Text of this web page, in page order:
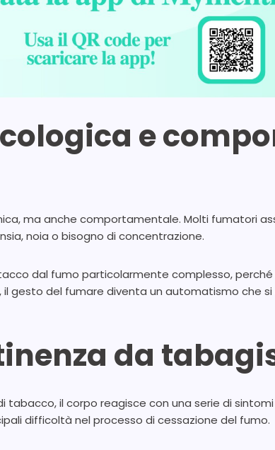
e
ma anche comportamentale. Molti fumatori
noia o bisogno di concentrazione.
dal fumo particolarmente complesso,
gesto del fumare diventa un automatismo che
da
tabacco, il corpo reagisce con una serie di
difficoltà nel processo di cessazione del fumo.